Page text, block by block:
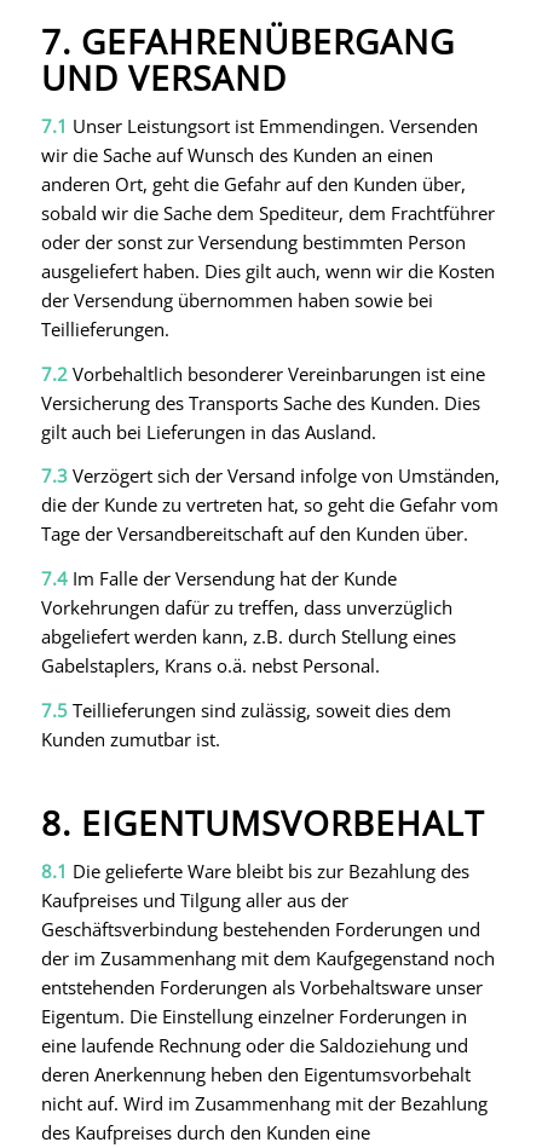
7. GEFAHRENÜBERGANG
UND VERSAND
7.1 Unser Leistungsort ist Emmendingen. Versenden
wir die Sache auf Wunsch des Kunden an einen
anderen Ort, geht die Gefahr auf den Kunden über,
sobald wir die Sache dem Spediteur, dem Frachtführer
oder der sonst zur Versendung bestimmten Person
ausgeliefert haben. Dies gilt auch, wenn wir die Kosten
der Versendung übernommen haben sowie bei
Teillieferungen.
7.2Vorbehaltlich besonderer Vereinbarungen ist eine
Versicherung des Transports Sache des Kunden. Dies
gilt auch bei Lieferungen in das Ausland.
7.3Verzögert sich der Versand infolge von Umständen,
die der Kunde zu vertreten hat, so geht die Gefahr vom
Tage der Versandbereitschaft auf den Kunden über.
7.4 Im Falle der Versendung hat der Kunde
Vorkehrungen dafür zu treffen, dass unverzüglich
abgeliefert werden kann, z.B. durch Stellung eines
Gabelstaplers, Krans o.ä. nebst Personal.
7.5Teillieferungen sind zulässig, soweit dies dem
Kunden zumutbar ist.
8. EIGENTUMSVORBEHALT
8.1 Die gelieferte Ware bleibt bis zur Bezahlung des
Kaufpreises und Tilgung aller aus der
Geschäftsverbindung bestehenden Forderungen und
der im Zusammenhang mit dem Kaufgegenstand noch
entstehenden Forderungen als Vorbehaltsware unser
Eigentum. Die Einstellung einzelner Forderungen in
eine laufende Rechnung oder die Saldoziehung und
deren Anerkennung heben den Eigentumsvorbehalt
nicht auf. Wird im Zusammenhang mit der Bezahlung
des Kaufpreises durch den Kunden eine